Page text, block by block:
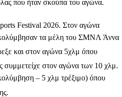
που ήταν σκούπα του αγώνα.
Festival 2026. Στον αγώνα
τα μέλη του ΣΜΝΛ Άννα
και στον αγώνα 5χλμ όπου
συμμετείχε στον αγώνα των 10 χλμ.
– 5 χλμ τρέξιμο) όπου